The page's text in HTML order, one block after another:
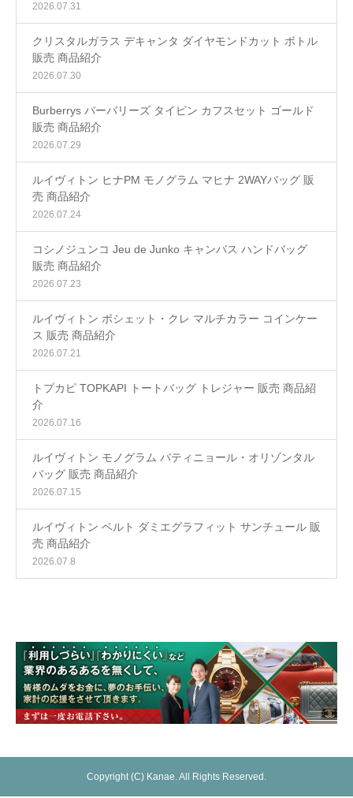
2026.07.31
クリスタルガラス デキャンタ ダイヤモンドカット ボトル
販売 商品紹介
2026.07.30
Burberrys バーバリーズ タイピン カフスセット ゴールド
販売 商品紹介
2026.07.29
ルイヴィトン ヒナPM モノグラム マヒナ 2WAYバッグ 販
売 商品紹介
2026.07.24
コシノジュンコ Jeu de Junko キャンバス ハンドバッグ
販売 商品紹介
2026.07.23
ルイヴィトン ポシェット・クレ マルチカラー コインケー
ス 販売 商品紹介
2026.07.21
トプカピ TOPKAPI トートバッグ トレジャー 販売 商品紹
介
2026.07.16
ルイヴィトン モノグラム バティニョール・オリゾンタル
バッグ 販売 商品紹介
2026.07.15
ルイヴィトン ベルト ダミエグラフィット サンチュール 販
売 商品紹介
2026.07.8
Copyright (C) Kanae. All Rights Reserved.